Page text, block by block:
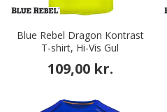
Blue Rebel Dragon Kontrast
T-shirt, Hi-Vis Gul
109,00 kr.